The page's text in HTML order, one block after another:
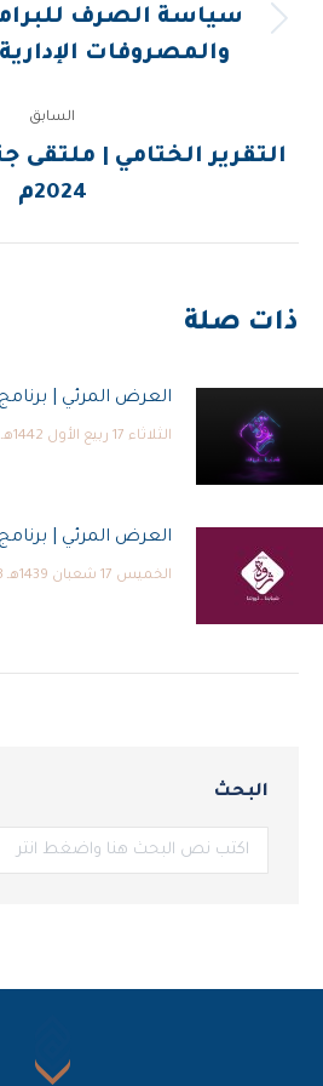
navigation
السابق
المقالة
التقرير الختامي | ملتقى
2024م
المقالة
التالية:
سياسة الصرف
والمصروفات
ذات صلة
العرض المرئي | برنامج
الثلاثاء 17 ربيع الأول 1442هـ 3-11-2020م
العرض المرئي | برنامج
الخميس 17 شعبان 1439هـ 3-5-2018م
البحث
بحث: